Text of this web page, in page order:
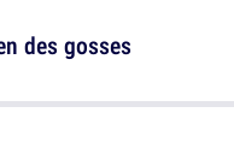
des gosses